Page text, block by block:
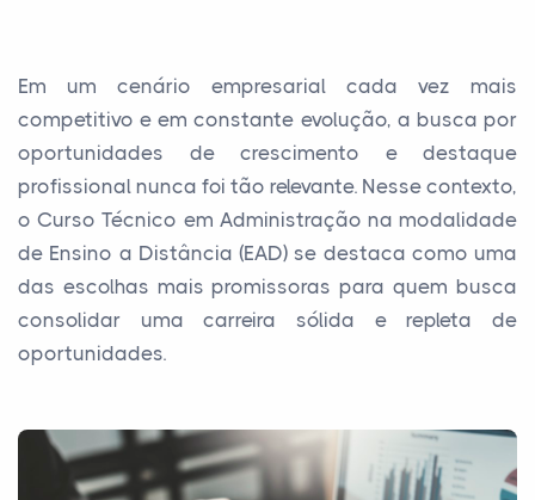
Em um cenário empresarial cada vez mais
competitivo e em constante evolução, a busca por
oportunidades de crescimento e destaque
profissional nunca foi tão relevante. Nesse contexto,
o Curso Técnico em Administração na modalidade
de Ensino a Distância (EAD) se destaca como uma
das escolhas mais promissoras para quem busca
consolidar uma carreira sólida e repleta de
oportunidades.